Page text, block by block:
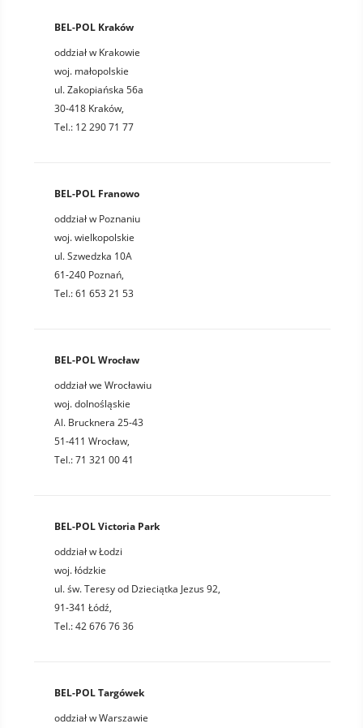
BEL-POL Kraków
oddział w Krakowie
woj. małopolskie
ul. Zakopiańska 56a
30-418 Kraków,
Tel.: 12 290 71 77
BEL-POL Franowo
oddział w Poznaniu
woj. wielkopolskie
ul. Szwedzka 10A
61-240 Poznań,
Tel.: 61 653 21 53
BEL-POL Wrocław
oddział we Wrocławiu
woj. dolnośląskie
Al. Brucknera 25-43
51-411 Wrocław,
Tel.: 71 321 00 41
BEL-POL Victoria Park
oddział w Łodzi
woj. łódzkie
ul. św. Teresy od Dzieciątka Jezus 92,
91-341 Łódź,
Tel.: 42 676 76 36
BEL-POL Targówek
oddział w Warszawie